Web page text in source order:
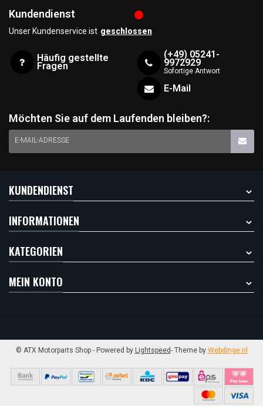
Kundendienst
Unser Kundenservice ist geschlossen
Häufig gestellte
Fragen
(+49) 05241-
9972929
Sofortige Antwort
E-Mail
Möchten Sie auf dem Laufenden bleiben?:
E-MAIL-ADRESSE
KUNDENDIENST
INFORMATIONEN
KATEGORIEN
MEIN KONTO
© ATX Motorparts Shop - Powered by Lightspeed- Theme by Webdinge.nl